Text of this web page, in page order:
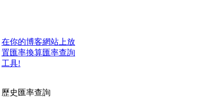
在你的博客網站上放
置匯率換算匯率查詢
工具!
歷史匯率查詢